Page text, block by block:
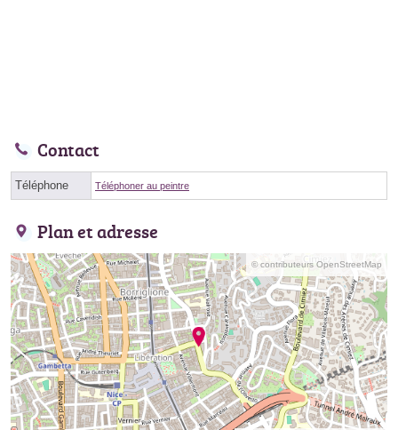
Contact
Téléphone Téléphoner au peintre
Plan et adresse
© contributeurs OpenStreetMap